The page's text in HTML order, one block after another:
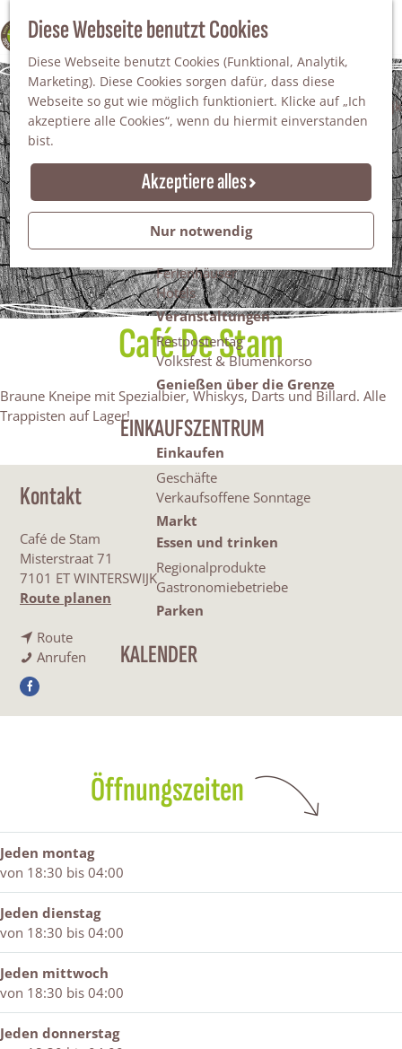
Diese Webseite benutzt Cookies
Diese Webseite benutzt Cookies (Funktional, Analytik,
Marketing). Diese Cookies sorgen dafür, dass diese
Webseite so gut wie möglich funktioniert. Klicke auf „Ich
akzeptiere alle Cookies“, wenn du hiermit einverstanden
bist.
Akzeptiere alles
Nur notwendig
100% WINTERSWIJK
S
u
c
h
e
n
M
e
n
ü
Da staunt man!
Freiheitsbäume
Natur
Naturgebiete
Nationaler Landschaftspark Winterswijk
Der Steingrube
Gärten & Parks
Übernachten
Campingplätze & Ferienparks
Gruppenunterkünfte
Bed & Breakfasts
Ferienhäuser
Hotels
Veranstaltungen
Restpostentag
Volksfest & Blumenkorso
Genießen über die Grenze
EINKAUFSZENTRUM
Einkaufen
Geschäfte
Verkaufsoffene Sonntage
Markt
Essen und trinken
Regionalprodukte
Gastronomiebetriebe
Parken
KALENDER
Café De Stam
Braune Kneipe mit Spezialbier, Whiskys, Darts und Billard. Alle
Trappisten auf Lager!
Kontakt
Café de Stam
Misterstraat 71
7101 ET WINTERSWIJK
Route planen
é
S
m
Routeb
i
a
t
a
m
Anrufen
é
m
F
a
k
C
a
f
é
D
e
S
t
a
m
Öffnungszeiten
Jeden montag
von 18:30 bis 04:00
Jeden dienstag
von 18:30 bis 04:00
Jeden mittwoch
von 18:30 bis 04:00
Jeden donnerstag